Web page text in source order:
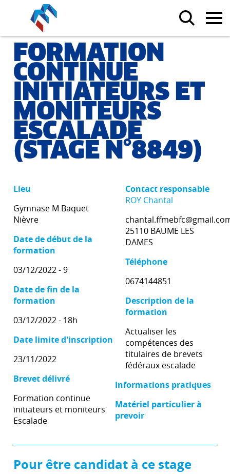
FORMATION
CONTINUE
INITIATEURS ET
MONITEURS
ESCALADE
(STAGE N°8849)
Lieu
Gymnase M Baquet
Nièvre
Date de début de la
formation
03/12/2022 - 9
Date de fin de la
formation
03/12/2022 - 18h
Date limite d'inscription
23/11/2022
Brevet délivré
Formation continue
initiateurs et moniteurs
Escalade
Contact responsable
ROY Chantal
25110 BAUME LES
DAMES
Téléphone
0674144851
Description de la
formation
Actualiser les
compétences des
titulaires de brevets
fédéraux escalade
Informations pratiques
Matériel particulier à
prevoir
Pour être candidat à ce stage